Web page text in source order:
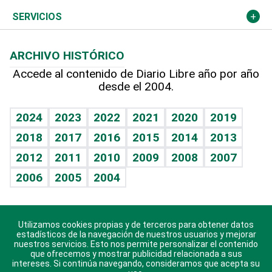
Resto del mundo
Economía personal
Podcast Arte Libre
Hablando con el pediatra
Vida y familia
Eñe
Celebrando la vida
Sin complejos
En pocas palabras
Escuchando al corazón
Economía Personal
Más deportes
TBT Deportivo
Columnistas
Más firmas
Cambio climático
Opinión
Hecho en casa
Guía del dinero
SERVICIOS
Cumpleaños
Horóscopos
Crucigramas
ARCHIVO HISTÓRICO
Accede al contenido de Diario Libre año por año
desde el 2004.
2024 2023 2022 2021 2020
2019
2018
2017 2016 2015 2014
2013
2012
2011 2010 2009 2008
2007
2006
2005 2004
Descarga nuestras aplicaciones para Android, iOS y
sistema Huawei.
Utilizamos cookies propias y de terceros para obtener datos
estadísticos de la navegación de nuestros usuarios y mejorar
nuestros servicios. Esto nos permite personalizar el contenido
que ofrecemos y mostrar publicidad relacionada a sus
intereses. Si continúa navegando, consideramos que acepta su